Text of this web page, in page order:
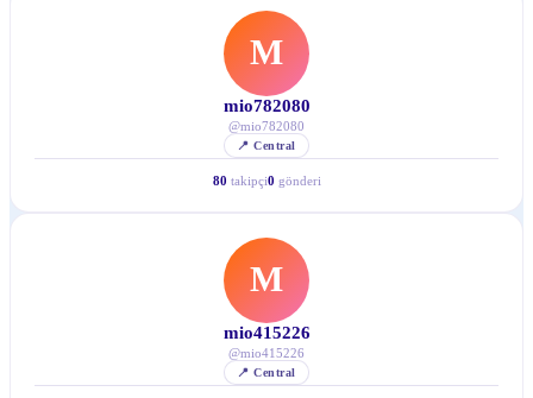
M
mio782080
@mio782080
📍Central
80 takipçi0 gönderi
M
mio415226
@mio415226
📍Central